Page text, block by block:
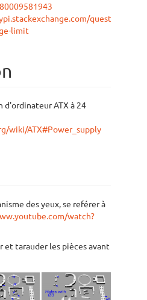
questions/
limit
d'ordinateur ATX à 24
wiki/ATX#Power_supply
des yeux, se reférer à
watch?
et tarauder les pièces avant